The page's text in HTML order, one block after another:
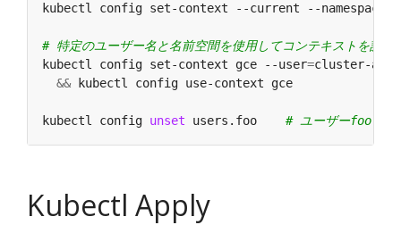
kubectl config set-context --current --namespace
# 特定のユーザー名と名前空間を使用してコンテキストを設定
kubectl config set-context gce --user=cluster-
&&
kubectl config unset users.foo # ユーザーfooを削
Kubectl Apply